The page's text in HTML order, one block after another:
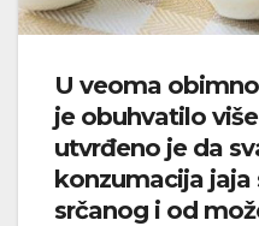
U veoma
je obuhvatilo
utvrđeno je da
konzumacija jaja
srčanog i od